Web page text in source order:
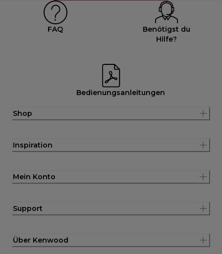
FAQ
Benötigst du
Hilfe?
Bedienungsanleitungen
Shop
Inspiration
Mein Konto
Support
Über Kenwood